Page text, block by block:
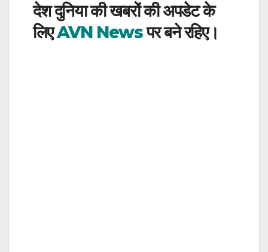
देश दुनिया की खबरों की अपडेट के
लिएAVN Newsपर बने रहिए।